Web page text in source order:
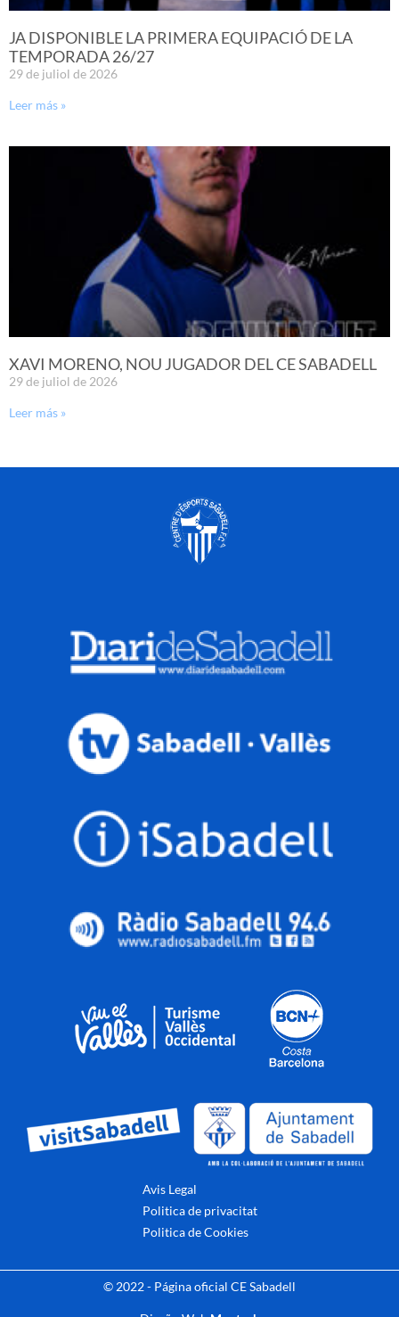
JA DISPONIBLE LA PRIMERA EQUIPACIÓ DE LA
TEMPORADA 26/27
29 de juliol de 2026
Leer más »
XAVI MORENO, NOU JUGADOR DEL CE SABADELL
29 de juliol de 2026
Leer más »
Avis Legal
Politica de privacitat
Politica de Cookies
© 2022 - Página oficial CE Sabadell